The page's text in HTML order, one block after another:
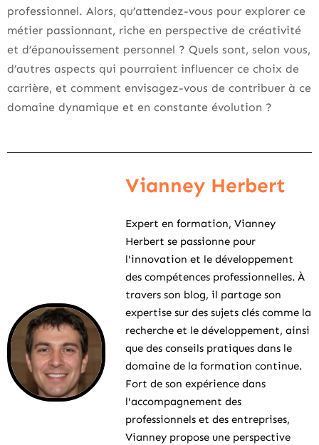
professionnel. Alors, qu’attendez-vous pour explorer ce
métier passionnant, riche en perspective de créativité
et d’épanouissement personnel ? Quels sont, selon vous,
d’autres aspects qui pourraient influencer ce choix de
carrière, et comment envisagez-vous de contribuer à ce
domaine dynamique et en constante évolution ?
Vianney Herbert
Expert en formation, Vianney
Herbert se passionne pour
l'innovation et le développement
des compétences professionnelles. À
travers son blog, il partage son
expertise sur des sujets clés comme la
recherche et le développement, ainsi
que des conseils pratiques dans le
domaine de la formation continue.
Fort de son expérience dans
l'accompagnement des
professionnels et des entreprises,
Vianney propose une perspective